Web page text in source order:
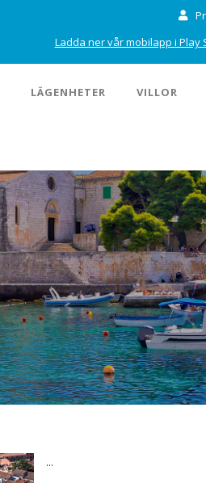
Ladda ner vår mobilapp i Play
LÄGENHETER VILLOR
...